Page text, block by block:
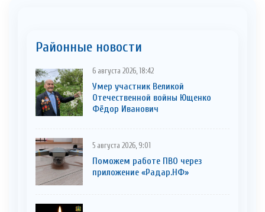
Районные новости
6 августа 2026, 18:42
Умер участник Великой
Отечественной войны Ющенко
Фёдор Иванович
5 августа 2026, 9:01
Поможем работе ПВО через
приложение «Радар.НФ»